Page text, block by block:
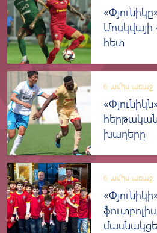
Մոսկվայի
հետ
6 ամիս առաջ
խաղերը
6 ամիս առաջ